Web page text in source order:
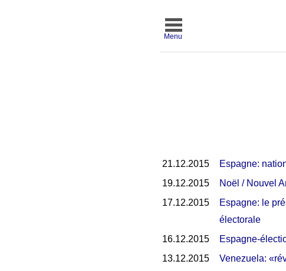
Menu
21.12.2015
Espagne:
19.12.2015
Noël / Nouvel
17.12.2015
Espagne: le
électorale
16.12.2015
Espagne-
13.12.2015
Venezuela: